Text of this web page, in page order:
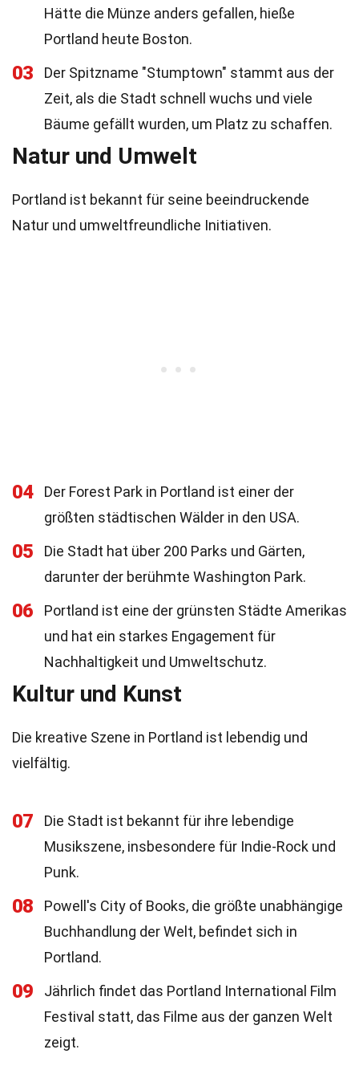
Hätte die Münze anders gefallen, hieße
Portland heute Boston.
03
Der Spitzname "Stumptown" stammt aus der
Zeit, als die Stadt schnell wuchs und viele
Bäume gefällt wurden, um Platz zu schaffen.
Natur und Umwelt
Portland ist bekannt für seine beeindruckende
Natur und umweltfreundliche Initiativen.
04
Der Forest Park in Portland ist einer der
größten städtischen Wälder in den USA.
05
Die Stadt hat über 200 Parks und Gärten,
darunter der berühmte Washington Park.
06
Portland ist eine der grünsten Städte Amerikas
und hat ein starkes Engagement für
Nachhaltigkeit und Umweltschutz.
Kultur und Kunst
Die kreative Szene in Portland ist lebendig und
vielfältig.
07
Die Stadt ist bekannt für ihre lebendige
Musikszene, insbesondere für Indie-Rock und
Punk.
08
Powell's City of Books, die größte unabhängige
Buchhandlung der Welt, befindet sich in
Portland.
09
Jährlich findet das Portland International Film
Festival statt, das Filme aus der ganzen Welt
zeigt.